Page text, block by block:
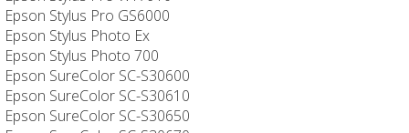
Epson Stylus Pro GS6000
Epson Stylus Photo Ex
Epson Stylus Photo 700
Epson SureColor SC-S30600
Epson SureColor SC-S30610
Epson SureColor SC-S30650